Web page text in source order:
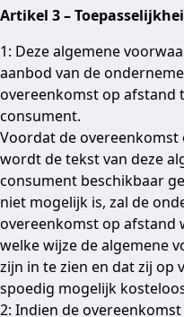
Artikel 3 –
1: Deze algemene
aanbod van de
overeenkomst op afstand
consument.
Voordat de
wordt de tekst van deze
consument beschikbaar
niet mogelijk is, zal de
overeenkomst op afstand
welke wijze de algemene
zijn in te zien en dat zij op
spoedig mogelijk
2: Indien de